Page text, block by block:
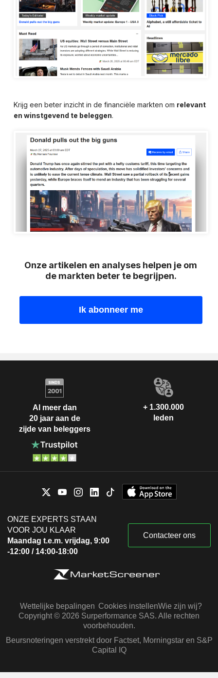
Krijg een beter inzicht in de financiële markten om relevant
en winstgevend te beleggen.
Onze artikelen en analyses helpen je om
de markten beter te begrijpen.
Al meer dan
20 jaar aan de
zijde van beleggers
+ 1.300.000
leden
ONZE EXPERTS STAAN
VOOR JOU KLAAR
Maandag t.e.m. vrijdag, 9:00
-12:00 / 14:00-18:00
Contacteer ons
Wettelijke bepalingen Cookies instellenWie zijn wij?
Copyright © 2026 Surperformance SAS. Alle rechten
voorbehouden.
Beursnoteringen verstrekt door Factset, Morningstar en S&P
Capital IQ